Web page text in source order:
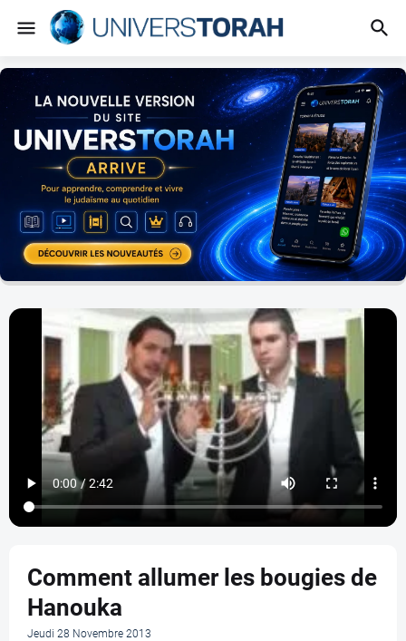
Comment allumer les bougies de
Hanouka
Jeudi 28 Novembre 2013